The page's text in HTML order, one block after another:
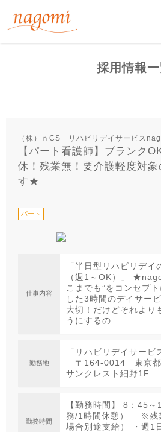
採用情報
（株）ｎCS リハビリデイサービス
【パート看護師】ブランク
休！残業無！要介護軽度対
す★
パート
仕事内容
「半日型リハビリデイ
（週1～OK）」
こまでも”をコンセプ
した3時間のデイサー
大切！だけどそれより
うにするの...
勤務地
「リハビリデイサービ
〒164-0014 東京都
サンクレスト細野1F
勤務時間
【勤務時間】 8：45
務/1時間休憩） ※残
場合別途支給） ・週1